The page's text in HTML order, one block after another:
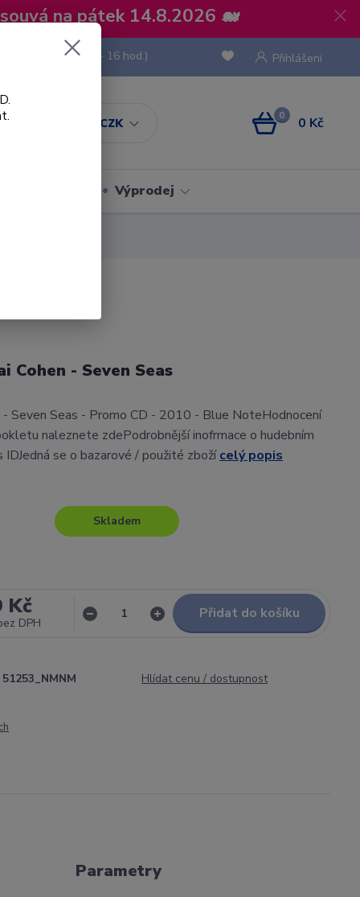
na pátek 14.8.2026 🐋
CZK
Přihlášení
(Po-Pá, 8 - 16 hod.)
0 0 Kč
Výprodej
Cohen - Seven Seas
- Seven Seas - Promo CD - 2010 - Blue NoteHodnocení
naleznete zdePodrobnější inofrmace o hudebním
IDJedná se o bazarové / použité zbožícelý popis
Skladem
Kč
DPH
Přidat do košíku
51253_NMNM Hlídat cenu / dostupnost
Parametry